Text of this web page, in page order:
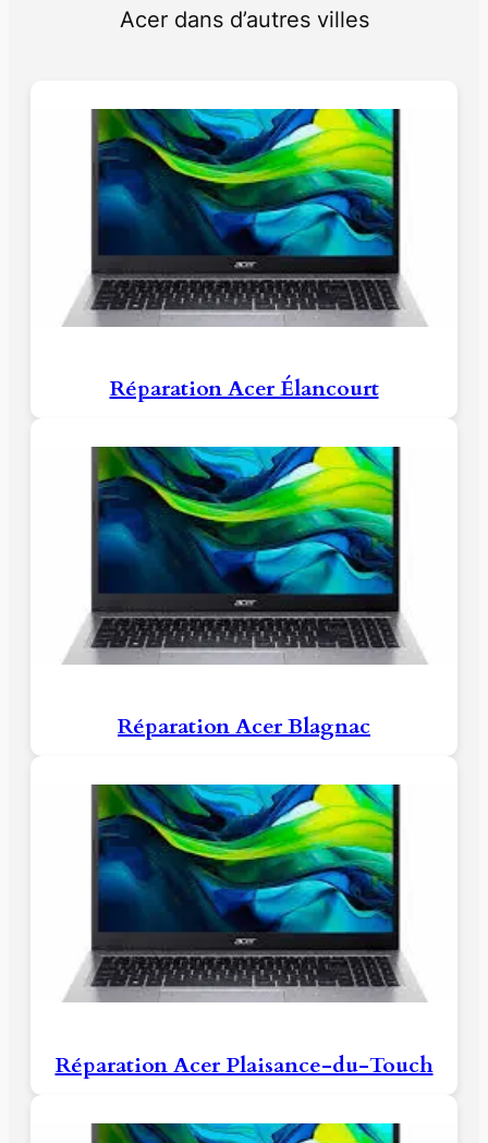
Acer dans d’autres villes
Réparation Acer Élancourt
Réparation Acer Blagnac
Réparation Acer Plaisance-du-Touch